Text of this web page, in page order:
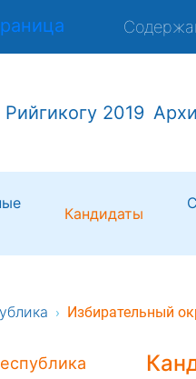
2019
Кандидаты
Избирательный